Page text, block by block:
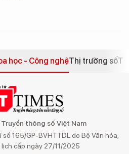
học - Công nghệThị trường số
thông số Việt Nam
165/GP-BVHTTDL do Bộ Văn hóa,
cấp ngày 27/11/2025